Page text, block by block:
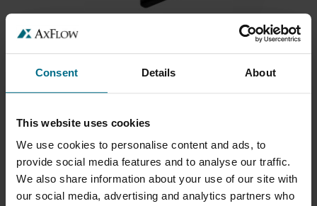
Consent Details About
This website uses cookies
We use cookies to personalise content and ads, to
provide social media features and to analyse our traffic.
We also share information about your use of our site with
our social media, advertising and analytics partners who